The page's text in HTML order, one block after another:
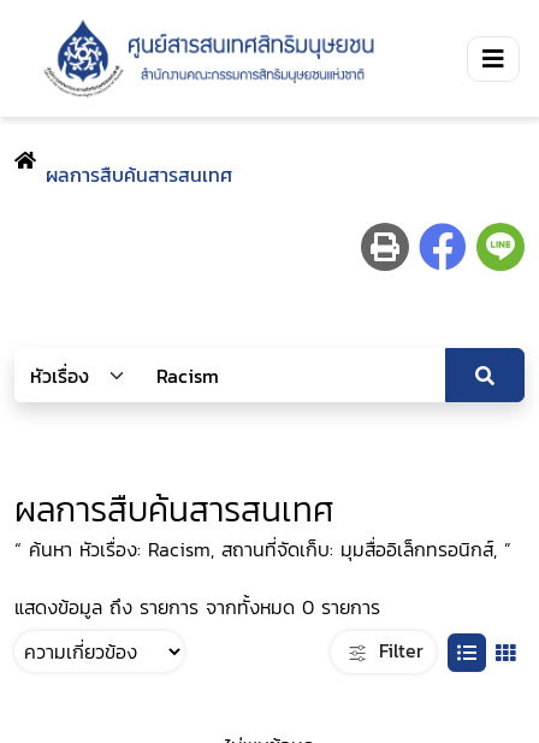
ผลการสืบค้นสารสนเทศ
ผลการสืบค้นสารสนเทศ
“ ค้นหา หัวเรื่อง: Racism, สถานที่จัดเก็บ: มุมสื่ออิเล็กทรอนิกส์, ”
แสดงข้อมูล ถึง รายการ จากทั้งหมด 0 รายการ
Filter